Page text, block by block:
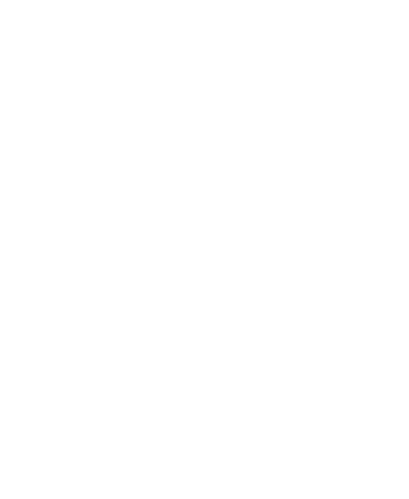
Nếu cần thêm bất kỳ thông tin hay sự điều